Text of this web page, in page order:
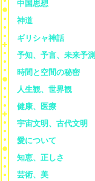
中国思想
神道
ギリシャ神話
予知、予言、未来予測
時間と空間の秘密
人生観、世界観
健康、医療
宇宙文明、古代文明
愛について
知恵、正しさ
芸術、美